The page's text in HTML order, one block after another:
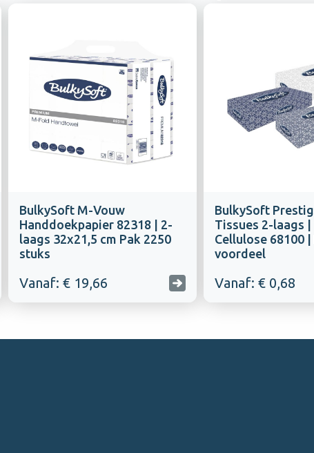
BulkySoft M-Vouw
Handdoekpapier 82318 | 2-
laags 32x21,5 cm Pak 2250
stuks
Vanaf: € 19,66
BulkySoft
Tissues 2-laags |
Cellulose 68100
voordeel
Vanaf: € 0,68